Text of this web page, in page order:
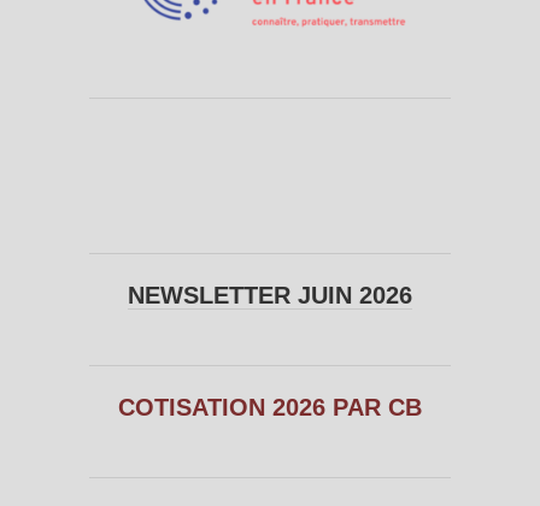
NEWSLETTER JUIN 2026
COTISATION 2026 PAR CB